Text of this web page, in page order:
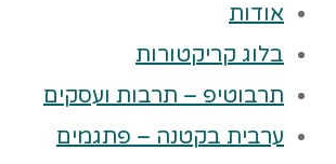
אודות
בלוג קריקטורות
תרבוטיפ – תרבות ועסקים
ערבית בקטנה – פתגמים